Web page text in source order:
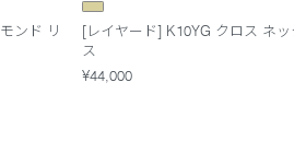
ンド リ
[レイヤード] K10YG クロス ネッ
ス
¥44,000